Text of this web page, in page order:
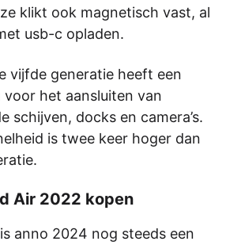
klikt ook magnetisch vast, al
usb-c opladen.
vijfde generatie heeft een
het aansluiten van
schijven, docks en camera’s.
is twee keer hoger dan
Air 2022 kopen
anno 2024 nog steeds een